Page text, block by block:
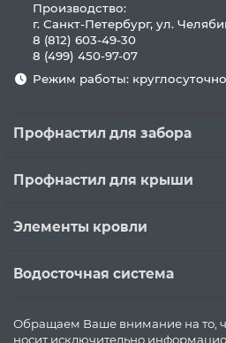
Производство:
г. Санкт-Петербург, ул.
8 (812) 603-49-30
8 (499) 450-97-07
Режим работы:
Профнастил для забора
Профнастил для крыши
Элементы кровли
Водосточная система
Обращаем Ваше внимание на то,
носит исключительно